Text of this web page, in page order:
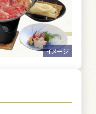
イメージ